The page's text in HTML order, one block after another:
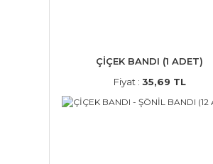
ÇİÇEK BANDI (1 ADET)
Fiyat : 35,69 TL